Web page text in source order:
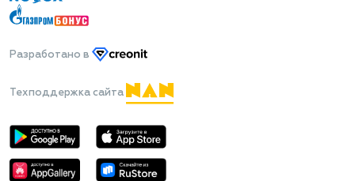
Разработано в
Техподдержка сайта